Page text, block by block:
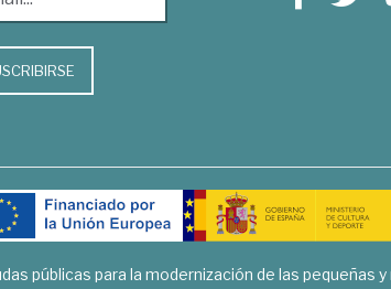
públicas para la modernización de las pequeñas